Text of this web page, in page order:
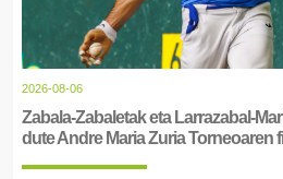
2026-08-06
Zabala-Zabaletak eta Larrazabal-
dute Andre Maria Zuria Torneoaren